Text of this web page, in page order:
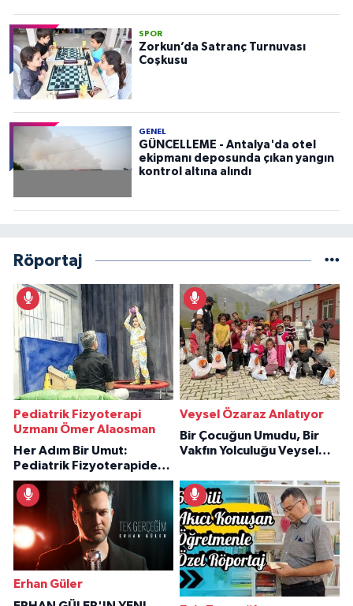
SPOR
Zorkun’da Satranç Turnuvası
Coşkusu
GENEL
GÜNCELLEME - Antalya'da otel
ekipmanı deposunda çıkan yangın
kontrol altına alındı
Röportaj
Pediatrik Fizyoterapi
Uzmanı Ömer Alaosman
Her Adım Bir Umut:
Pediatrik Fizyoterapiden
İlham Veren Hikâyeler
Veysel Özaraz Anlatıyor
Bir Çocuğun Umudu, Bir
Vakfın Yolculuğu Veysel
Erhan Güler